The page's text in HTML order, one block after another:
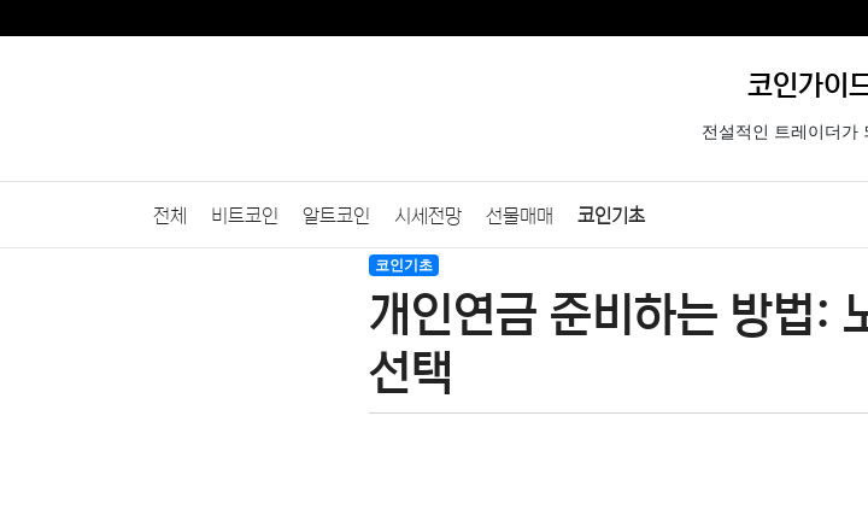
코인가이
전설적인 트레이더가
전체 비트코인 알트코인 시세전망 선물매매 코인기초
코인기초
개인연금 준비하는 방법:
선택